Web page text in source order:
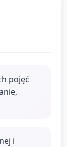
pojęć
i